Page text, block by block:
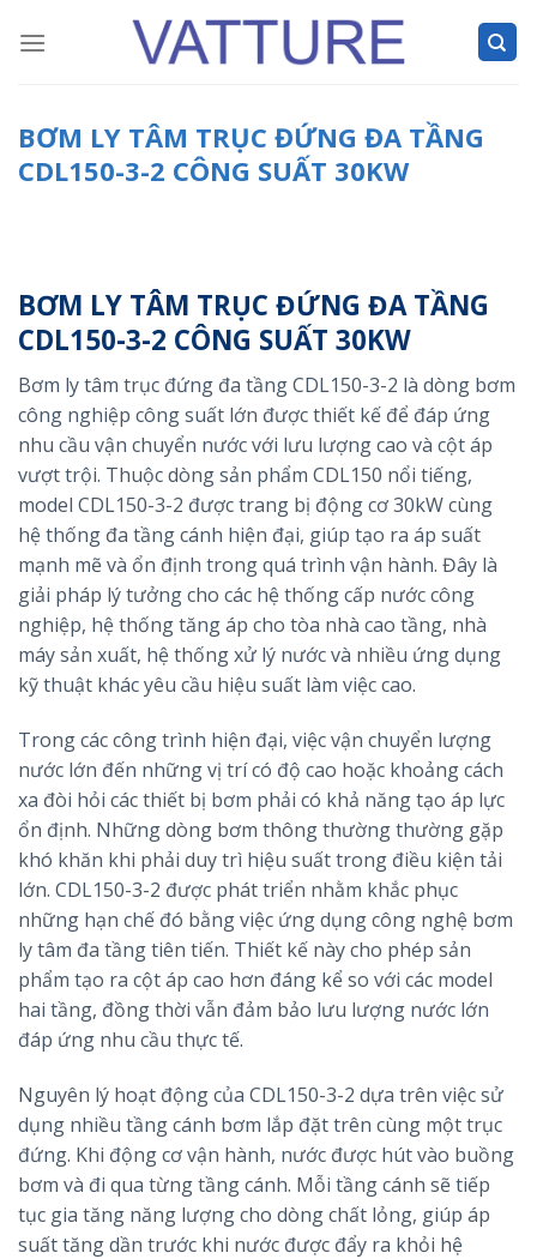
BƠM LY TÂM TRỤC ĐỨNG ĐA TẦNG
CDL150-3-2 CÔNG SUẤT 30KW
BƠM LY TÂM TRỤC ĐỨNG ĐA TẦNG
CDL150-3-2 CÔNG SUẤT 30KW
Bơm ly tâm trục đứng đa tầng CDL150-3-2 là dòng bơm
công nghiệp công suất lớn được thiết kế để đáp ứng
nhu cầu vận chuyển nước với lưu lượng cao và cột áp
vượt trội. Thuộc dòng sản phẩm CDL150 nổi tiếng,
model CDL150-3-2 được trang bị động cơ 30kW cùng
hệ thống đa tầng cánh hiện đại, giúp tạo ra áp suất
mạnh mẽ và ổn định trong quá trình vận hành. Đây là
giải pháp lý tưởng cho các hệ thống cấp nước công
nghiệp, hệ thống tăng áp cho tòa nhà cao tầng, nhà
máy sản xuất, hệ thống xử lý nước và nhiều ứng dụng
kỹ thuật khác yêu cầu hiệu suất làm việc cao.
Trong các công trình hiện đại, việc vận chuyển lượng
nước lớn đến những vị trí có độ cao hoặc khoảng cách
xa đòi hỏi các thiết bị bơm phải có khả năng tạo áp lực
ổn định. Những dòng bơm thông thường thường gặp
khó khăn khi phải duy trì hiệu suất trong điều kiện tải
lớn. CDL150-3-2 được phát triển nhằm khắc phục
những hạn chế đó bằng việc ứng dụng công nghệ bơm
ly tâm đa tầng tiên tiến. Thiết kế này cho phép sản
phẩm tạo ra cột áp cao hơn đáng kể so với các model
hai tầng, đồng thời vẫn đảm bảo lưu lượng nước lớn
đáp ứng nhu cầu thực tế.
Nguyên lý hoạt động của CDL150-3-2 dựa trên việc sử
dụng nhiều tầng cánh bơm lắp đặt trên cùng một trục
đứng. Khi động cơ vận hành, nước được hút vào buồng
bơm và đi qua từng tầng cánh. Mỗi tầng cánh sẽ tiếp
tục gia tăng năng lượng cho dòng chất lỏng, giúp áp
suất tăng dần trước khi nước được đẩy ra khỏi hệ